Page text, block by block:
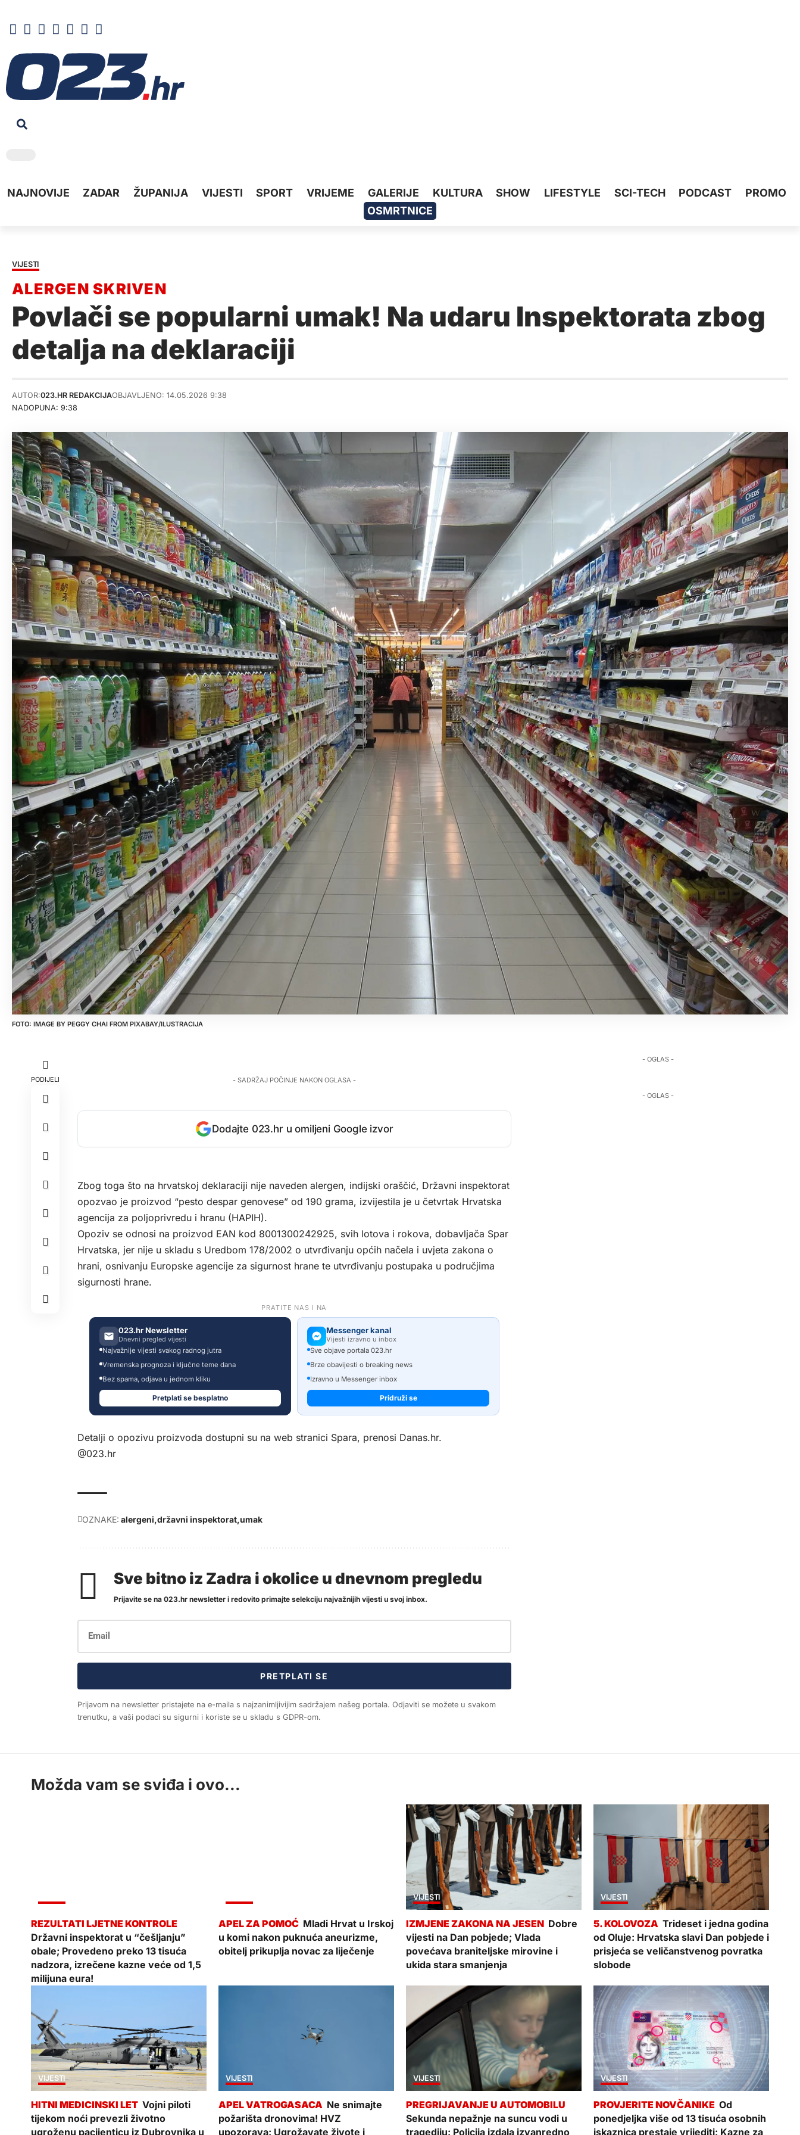
NAJNOVIJE ZADAR ŽUPANIJA VIJESTI SPORT VRIJEME GALERIJE KULTURA SHOW LIFESTYLE SCI-TECH PODCAST
PROMO
OSMRTNICE
VIJESTI
Povlači se popularni umak! Na udaru Inspektorata zbog
detalja na deklaraciji
NADOPUNA: 9:38
AUTOR:023.HR REDAKCIJAOBJAVLJENO: 14.05.2026 9:38
IMAGE BY PEGGY CHAI FROM PIXABAY/ILUSTRACIJA
PODIJELI - SADRŽAJ POČINJE NAKON OGLASA -
Dodajte 023.hr u omiljeni Google izvor
Zbog toga što na hrvatskoj deklaraciji nije naveden alergen, indijski oraščić, Državni inspektorat
opozvao je proizvod “pesto despar genovese” od 190 grama, izvijestila je u četvrtak Hrvatska
agencija za poljoprivredu i hranu (HAPIH).
Opoziv se odnosi na proizvod EAN kod 8001300242925, svih lotova i rokova, dobavljača Spar
Hrvatska, jer nije u skladu s Uredbom 178/2002 o utvrđivanju općih načela i uvjeta zakona o
hrani, osnivanju Europske agencije za sigurnost hrane te utvrđivanju postupaka u područjima
sigurnosti hrane.
PRATITE NAS I NA
023.hr Newsletter
Dnevni pregled vijesti
Najvažnije vijesti svakog radnog jutra
Vremenska prognoza i ključne teme dana
Bez spama, odjava u jednom kliku
Pretplati se besplatno
Messenger kanal
Vijesti izravno u inbox
Sve objave portala 023.hr
Brze obavijesti o breaking news
Izravno u Messenger inbox
Pridruži se
Detalji o opozivu proizvoda dostupni su na web stranici Spara, prenosi Danas.hr.
@023.hr
OZNAKE: alergeni državni inspektorat umak
Sve bitno iz Zadra i okolice u dnevnom pregledu
Prijavite se na 023.hr newsletter i redovito primajte selekciju najvažnijih vijesti u svoj inbox.
PRETPLATI SE
Prijavom na newsletter pristajete na e-maila s najzanimljivijim sadržajem našeg portala. Odjaviti se možete u svakom
trenutku, a vaši podaci su sigurni i koriste se u skladu s GDPR-om.
- OGLAS -
- OGLAS -
Možda vam se sviđa i ovo...
Državni inspektorat u “češljanju”
obale; Provedeno preko 13 tisuća
nadzora, izrečene kazne veće od 1,5
milijuna eura!
Mladi Hrvat u Irskoj
u komi nakon puknuća aneurizme,
obitelj prikuplja novac za liječenje
VIJESTI
Dobre
vijesti na Dan pobjede; Vlada
povećava braniteljske mirovine i
ukida stara smanjenja
VIJESTI
Trideset i jedna godina
od Oluje: Hrvatska slavi Dan pobjede i
prisjeća se veličanstvenog povratka
slobode
VIJESTI
Vojni piloti
tijekom noći prevezli životno
ugroženu pacijenticu iz Dubrovnika u
VIJESTI
Ne snimajte
požarišta dronovima! HVZ
upozorava: Ugrožavate živote i
VIJESTI
Sekunda nepažnje na suncu vodi u
tragediju: Policija izdala izvanredno
VIJESTI
Od
ponedjeljka više od 13 tisuća osobnih
iskaznica prestaje vrijediti: Kazne za